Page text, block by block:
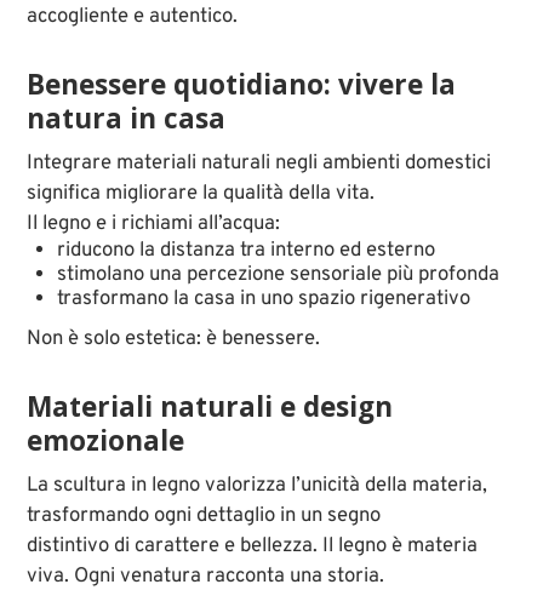
accogliente e autentico.
Benessere quotidiano: vivere la
natura in casa
Integrare materiali naturali negli ambienti domestici
significa migliorare la qualità della vita.
Il legno e i richiami all’acqua:
riducono la distanza tra interno ed esterno
stimolano una percezione sensoriale più profonda
trasformano la casa in uno spazio rigenerativo
Non è solo estetica: è benessere.
Materiali naturali e design
emozionale
La scultura in legno valorizza l’unicità della materia,
trasformando ogni dettaglio in un segno
distintivo di carattere e bellezza. Il legno è materia
viva. Ogni venatura racconta una storia.